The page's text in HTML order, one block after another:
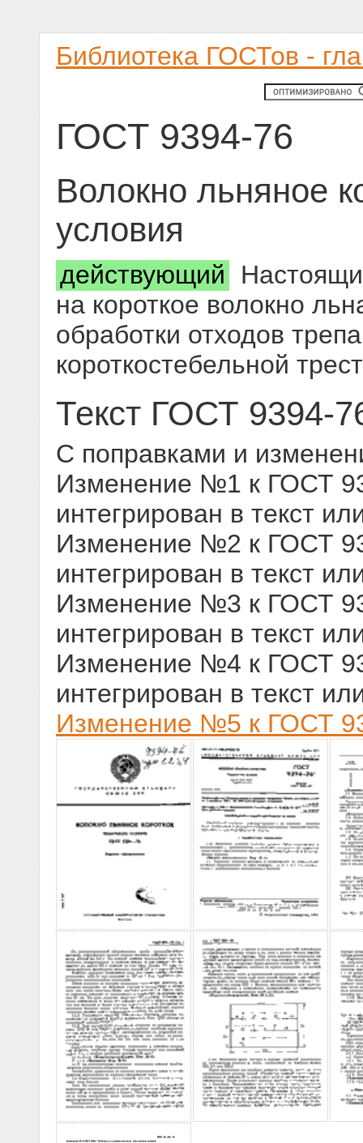
Библиотека ГОСТов -
ГОСТ 9394-76
Волокно льняное
условия
действующий
на короткое волокно
обработки отходов
короткостебельной
Текст ГОСТ 9394-
С поправками и
Изменение №1 к ГОСТ
интегрирован в текст
Изменение №2 к ГОСТ
интегрирован в текст
Изменение №3 к ГОСТ
интегрирован в текст
Изменение №4 к ГОСТ
интегрирован в текст
Изменение №5 к ГОСТ